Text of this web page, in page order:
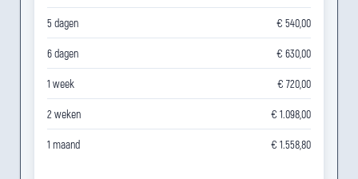
5 dagen € 540,00
6 dagen € 630,00
1 week € 720,00
2 weken € 1.098,00
1 maand € 1.558,80